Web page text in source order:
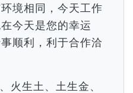
境相同，今天工作
今天是您的幸运
顺利，利于合作洽
火生土、土生金、